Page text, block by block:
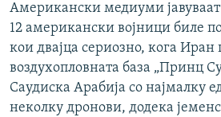
Американски медиуми
12 американски војници биле
кои двајца сериозно, кога Иран
воздухопловната база „Принц
Саудиска Арабија со најмалку
неколку дронови, додека